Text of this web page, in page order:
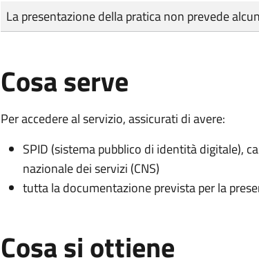
Tipo di pagamento
Importo
La presentazione della pratica non prevede
Cosa serve
Per accedere al servizio, assicurati di avere:
SPID (sistema pubblico di identità digitale),
nazionale dei servizi (CNS)
tutta la documentazione prevista per la
Cosa si ottiene